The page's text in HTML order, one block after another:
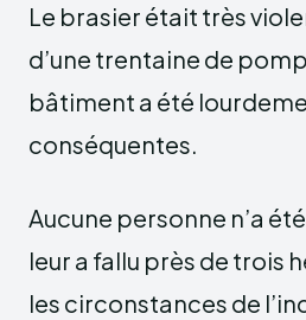
Le brasier était très
d’une trentaine de
bâtiment a été
conséquentes.
Aucune personne n’a
leur a fallu près de trois
les circonstances de